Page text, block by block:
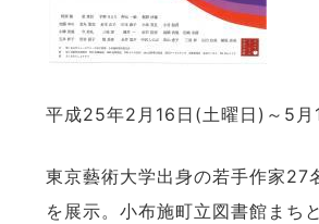
平成25年2月16日(土曜日)～5月
東京藝術大学出身の若手作家27
を展示。小布施町立図書館まち